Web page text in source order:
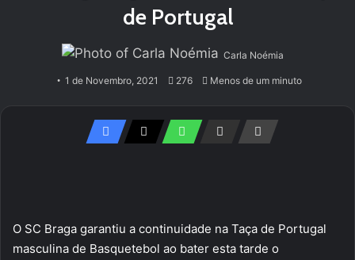
de Portugal
Carla Noémia
1 de Novembro, 2021 276 Menos de um minuto
O SC Braga garantiu a continuidade na Taça de Portugal
masculina de Basquetebol ao bater esta tarde o